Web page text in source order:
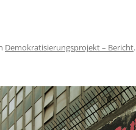
DEUTSCHLAND 2015
DEUTSCHLAND 2013
Demokratisierungsprojekt – Bericht.